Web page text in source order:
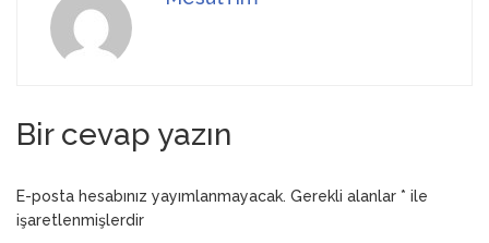
Bir cevap yazın
E-posta hesabınız yayımlanmayacak. Gerekli alanlar * ile
işaretlenmişlerdir